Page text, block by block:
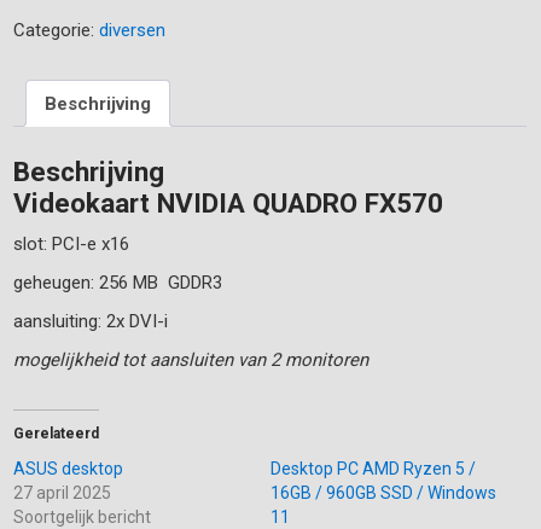
QUADRO
FX570
Categorie:diversen
Beschrijving
Beschrijving
Videokaart NVIDIA QUADRO FX570
slot: PCI-e x16
geheugen: 256 MB GDDR3
aansluiting: 2x DVI-i
mogelijkheid tot aansluiten van 2 monitoren
Gerelateerd
ASUS desktop
27 april 2025
Soortgelijk bericht
Desktop PC AMD Ryzen 5 /
16GB / 960GB SSD / Windows
11